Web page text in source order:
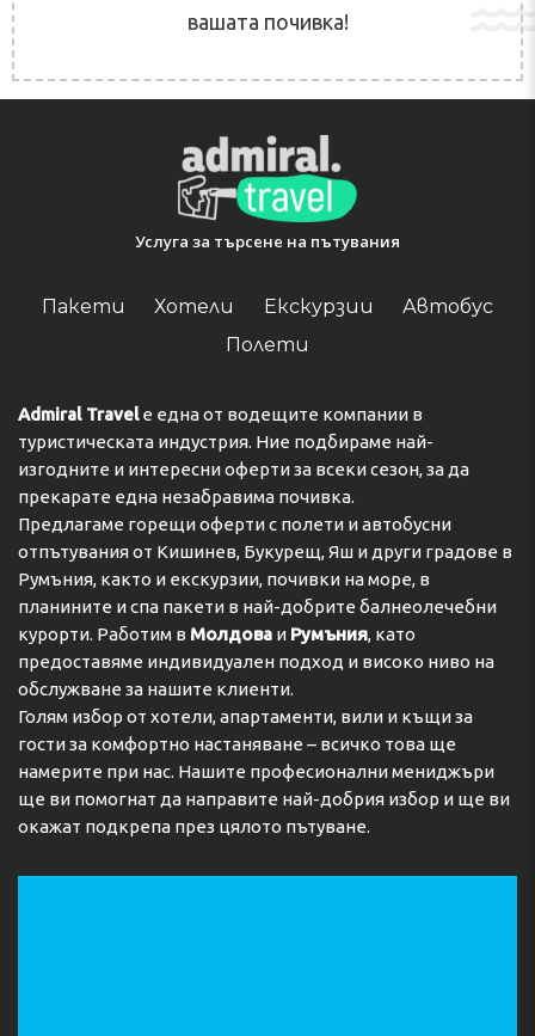
вашата почивка!
Услуга за търсене на пътувания
Пакети Хотели Екскурзии
Автобус
Полети
Admiral Travelе една от водещите компании в
туристическата индустрия. Ние подбираме най-
изгодните и интересни оферти за всеки сезон, за да
прекарате една незабравима почивка.
Предлагаме горещи оферти с полети и автобусни
отпътувания от Кишинев, Букурещ, Яш и други градове в
Румъния, както и екскурзии, почивки на море, в
планините и спа пакети в най-добрите балнеолечебни
курорти. Работим в Молдова и Румъния, като
предоставяме индивидуален подход и високо ниво на
обслужване за нашите клиенти.
Голям избор от хотели, апартаменти, вили и къщи за
гости за комфортно настаняване – всичко това ще
намерите при нас. Нашите професионални мениджъри
ще ви помогнат да направите най-добрия избор и ще ви
окажат подкрепа през цялото пътуване.